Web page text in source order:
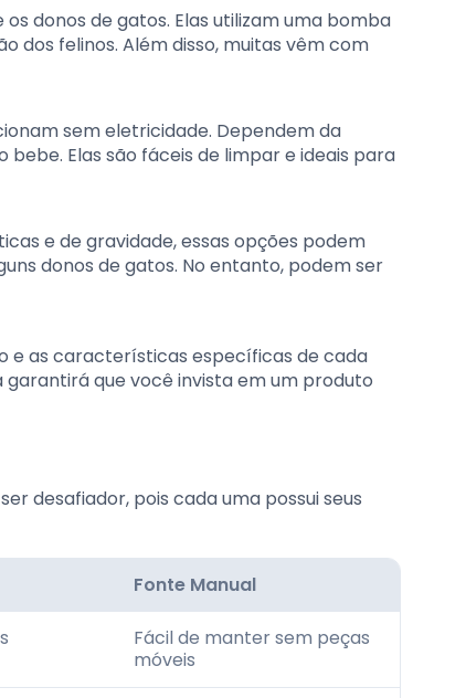
donos de gatos. Elas utilizam uma bomba
dos felinos. Além disso, muitas vêm com
sem eletricidade. Dependem da
Elas são fáceis de limpar e ideais para
e de gravidade, essas opções podem
donos de gatos. No entanto, podem ser
e as características específicas de cada
que você invista em um produto
desafiador, pois cada uma possui seus
Fonte Manual
Fácil de manter sem peças
móveis